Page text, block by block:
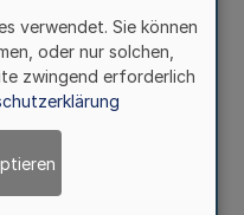
3 und 5 BeamtVG
B 3010 - 5.3 - IV A 1
verwendet. Sie können
oder nur solchen,
zwingend erforderlich